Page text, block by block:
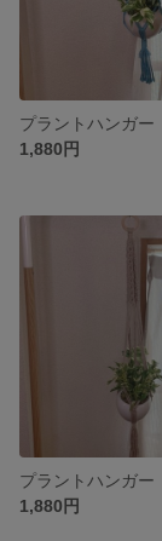
プラントハンガ
1,880円
プラントハンガー
1,880円